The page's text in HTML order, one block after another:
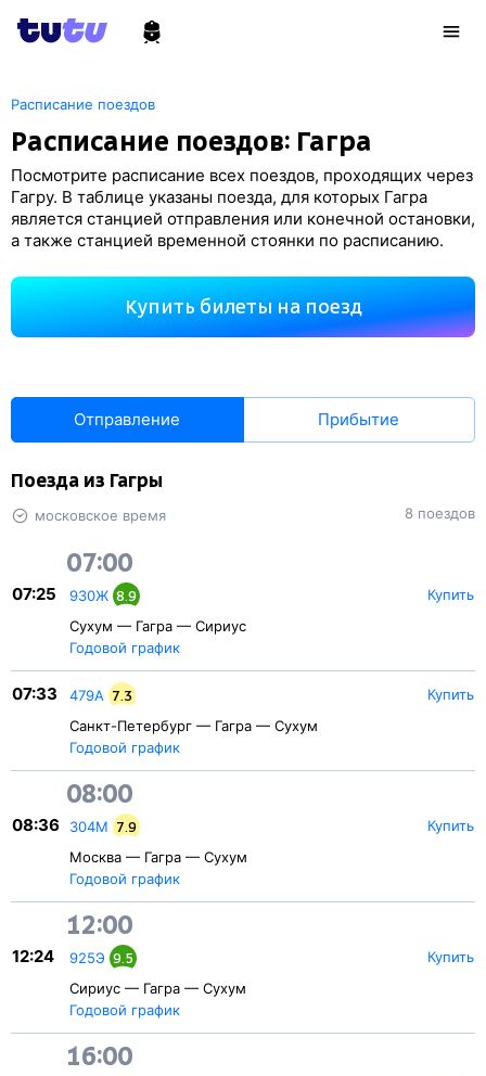
Расписание поездов
Расписание поездов: Гагра
Посмотрите расписание всех поездов, проходящих через
Гагру. В таблице указаны поезда, для которых Гагра
является станцией отправления или конечной остановки,
а также станцией временной стоянки по расписанию.
Купить билеты на поезд
Отправление Прибытие
Поезда из Гагры
московское время 8 поездов
07:00
07:25 930Ж 8.9
Сухум — Гагра — Сириус
Годовой график
Купить
07:33 479А 7.3
Санкт-Петербург — Гагра — Сухум
Годовой график
Купить
08:00
08:36 304М 7.9
Москва — Гагра — Сухум
Годовой график
Купить
12:00
12:24 925Э 9.5
Сириус — Гагра — Сухум
Годовой график
Купить
16:00